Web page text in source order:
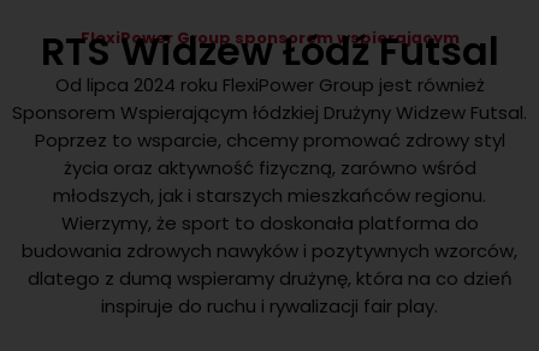
FlexiPower Group sponsorem wspierającym
RTS Widzew Łódź Futsal
Od lipca 2024 roku FlexiPower Group jest również
Sponsorem Wspierającym łódzkiej Drużyny Widzew Futsal.
Poprzez to wsparcie, chcemy promować zdrowy styl
życia oraz aktywność fizyczną, zarówno wśród
młodszych, jak i starszych mieszkańców regionu.
Wierzymy, że sport to doskonała platforma do
budowania zdrowych nawyków i pozytywnych wzorców,
dlatego z dumą wspieramy drużynę, która na co dzień
inspiruje do ruchu i rywalizacji fair play.